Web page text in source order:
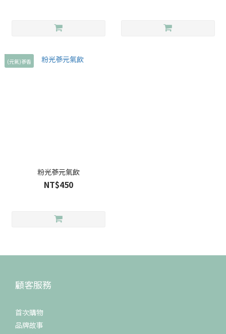
(元氣)蔘香
粉光蔘元氣飲
NT$450
顧客服務
首次購物
品牌故事